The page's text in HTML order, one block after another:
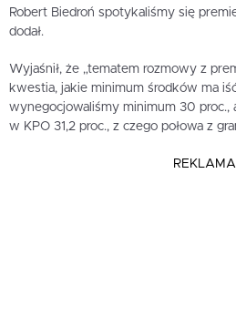
Robert Biedroń spotykaliśmy się
dodał.
Wyjaśnił, że „tematem rozmowy z
kwestia, jakie minimum środków ma
wynegocjowaliśmy minimum 30 proc.,
w KPO 31,2 proc., z czego połowa z
REKLAMA